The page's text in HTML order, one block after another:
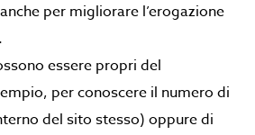
per migliorare l’erogazione
essere propri del
per conoscere il numero di
del sito stesso) oppure di